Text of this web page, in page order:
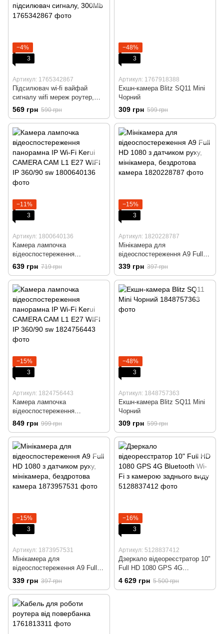
−4%
3
Артикул: 1765342867
Підсилювач wi-fi вайфай
сигналу wifi мереж роутер,
ретранслятор, WI-FI
підсилювач сигналу, 300Mb
569 грн 590 грн
−48%
3
Артикул: 1767918388
Екшн-камера Blitz SQ11 Mini
Чорний
309 грн 599 грн
−11%
3
Артикул: 1800640136
Камера лампочка
відеоспостереження
панорамна IP Wi-Fi Kerui
CAMERA CAM L1 E27 WIFI IP
360/90 sw
639 грн 719 грн
−15%
3
Артикул: 1820228787
Мінікамера для
відеоспостереження А9 Full
HD 1080 з датчиком руху,
мінікамера, бездротова
камера
339 грн 397 грн
−15%
3
Артикул: 1824756443
Камера лампочка
відеоспостереження
панорамна IP Wi-Fi Kerui
CAMERA CAM L1 E27 WIFI IP
360/90 sw
849 грн 999 грн
−48%
3
Артикул: 1848757363
Екшн-камера Blitz SQ11 Mini
Чорний
309 грн 599 грн
−15%
3
Артикул: 1873957531
Мінікамера для
відеоспостереження А9 Full
HD 1080 з датчиком руху,
мінікамера, бездротова
камера
339 грн 397 грн
−16%
3
Артикул: 5128837412
Дзеркало відеореєстратор 10"
Full HD 1080 GPS 4G
Bluetooth Wi-Fi з камерою
заднього виду
4 629 грн 5 500 грн